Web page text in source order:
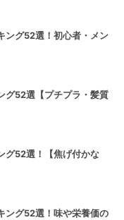
ング52選！初心者・メン
グ52選【プチプラ・髪質
グ52選！【焦げ付かな
ング52選！味や栄養価の